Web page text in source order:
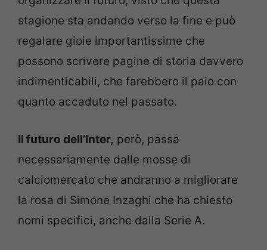
stagione sta andando verso la fine e può
regalare gioie importantissime che
possono scrivere pagine di storia davvero
indimenticabili, che farebbero il paio con
quanto accaduto nel passato.
Il futuro dell’Inter, però, passa
necessariamente dalle mosse di
calciomercato che andranno a migliorare
la rosa di Simone Inzaghi che ha chiesto
nomi specifici, anche dalla Serie A.